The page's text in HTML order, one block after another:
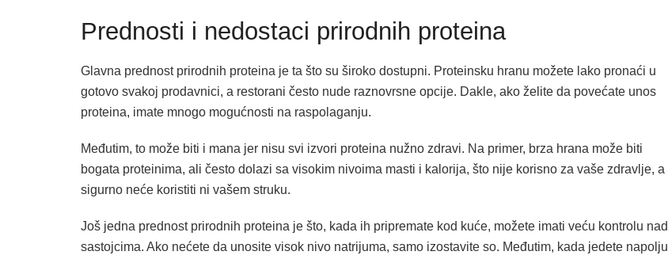
Prednosti i nedostaci prirodnih proteina
Glavna prednost prirodnih proteina je ta što su široko dostupni. Proteinsku hranu možete lako pronaći u
gotovo svakoj prodavnici, a restorani često nude raznovrsne opcije. Dakle, ako želite da povećate unos
proteina, imate mnogo mogućnosti na raspolaganju.
Međutim, to može biti i mana jer nisu svi izvori proteina nužno zdravi. Na primer, brza hrana može biti
bogata proteinima, ali često dolazi sa visokim nivoima masti i kalorija, što nije korisno za vaše zdravlje, a
sigurno neće koristiti ni vašem struku.
Još jedna prednost prirodnih proteina je što, kada ih pripremate kod kuće, možete imati veću kontrolu nad
sastojcima. Ako nećete da unosite visok nivo natrijuma, samo izostavite so. Međutim, kada jedete napolju